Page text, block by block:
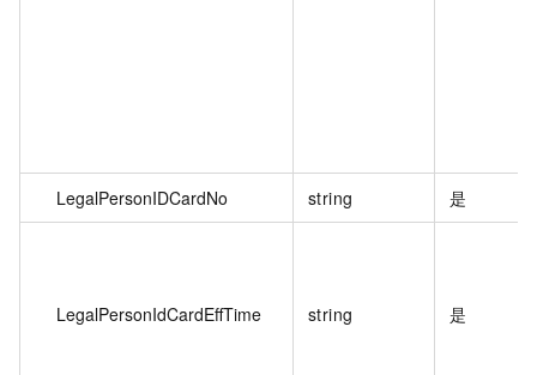
LegalPersonIDCardNo string 是
LegalPersonIdCardEffTime string 是